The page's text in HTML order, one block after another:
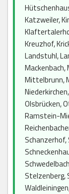
Katzweiler,
Kreuzhof,
Landstuhl,
Mackenbach,
Mittelbrunn,
Olsbrücken,
Ramstein-